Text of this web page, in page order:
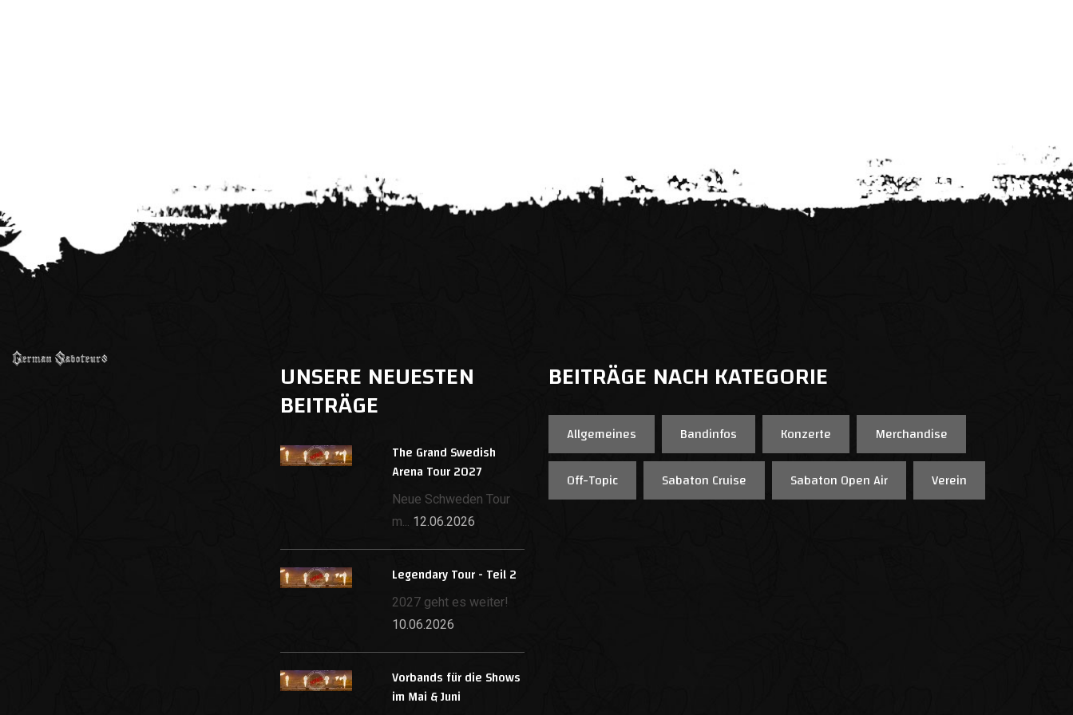
UNSERE NEUESTEN
BEITRÄGE
The Grand Swedish
Arena Tour 2027
Neue Schweden Tour
m... 12.06.2026
Legendary Tour - Teil 2
2027 geht es weiter!
10.06.2026
Vorbands für die Shows
im Mai & Juni
BEITRÄGE NACH KATEGORIE
Allgemeines Bandinfos Konzerte
Merchandise
Off-Topic
Sabaton Cruise Sabaton Open Air Verein